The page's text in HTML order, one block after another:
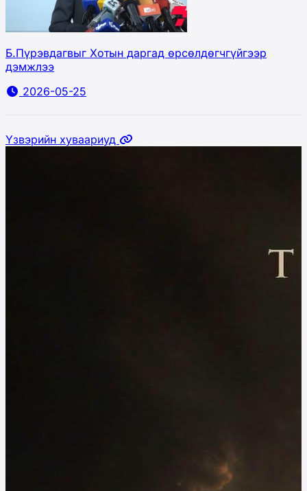
Б.Пүрэвдагвыг Хотын даргад өрсөлдөгчгүйгээр
дэмжлээ
2026-05-25
Үзвэрийн хуваариуд